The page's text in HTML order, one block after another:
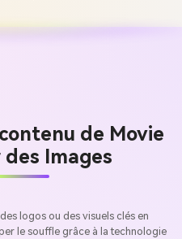
de Movie
Images
logos ou des visuels clés en
le souffle grâce à la technologie